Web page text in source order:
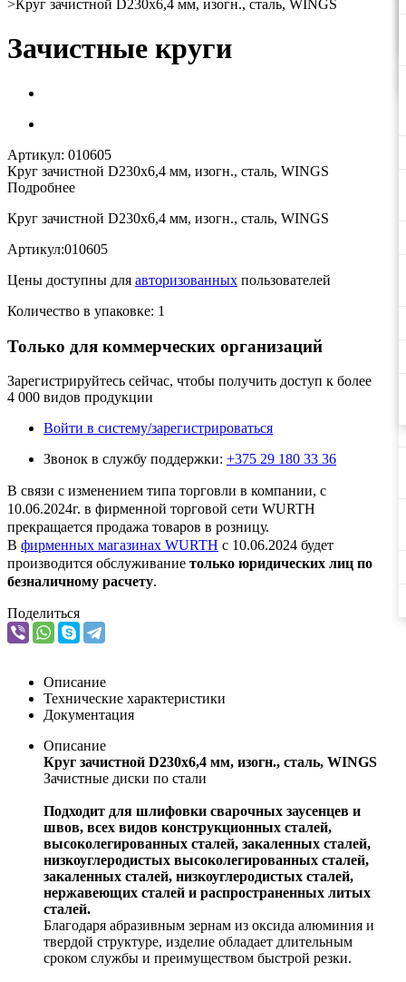
>Круг зачистной D230х6,4 мм, изогн., сталь, WINGS
Зачистные круги
Артикул: 010605
Круг зачистной D230х6,4 мм, изогн., сталь, WINGS
Подробнее
Круг зачистной D230х6,4 мм, изогн., сталь, WINGS
Артикул:010605
Цены доступны для авторизованных пользователей
Количество в упаковке: 1
Только для коммерческих организаций
Зарегистрируйтесь сейчас, чтобы получить доступ к более
4 000 видов продукции
Войти в систему/зарегистрироваться
Звонок в службу поддержки: +375 29 180 33 36
В связи с изменением типа торговли в компании, с
10.06.2024г. в фирменной торговой сети WURTH
прекращается продажа товаров в розницу.
В фирменных магазинах WURTH c 10.06.2024 будет
производится обслуживание только юридических лиц по
безналичному расчету.
Поделиться
Описание
Технические характеристики
Документация
Описание
Круг зачистной D230х6,4 мм, изогн., сталь, WINGS
Зачистные диски по стали
Подходит для шлифовки сварочных заусенцев и
швов, всех видов конструкционных сталей,
высоколегированных сталей, закаленных сталей,
низкоуглеродистых высоколегированных сталей,
закаленных сталей, низкоуглеродистых сталей,
нержавеющих сталей и распространенных литых
сталей.
Благодаря абразивным зернам из оксида алюминия и
твердой структуре, изделие обладает длительным
сроком службы и преимуществом быстрой резки.